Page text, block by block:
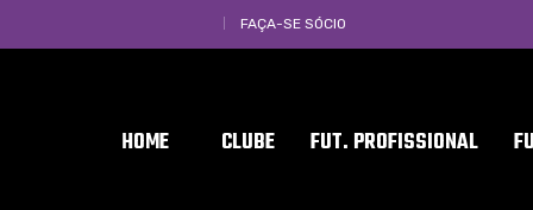
FAÇA-SE SÓCIO
HOME CLUBE FUT. PROFISSIONAL